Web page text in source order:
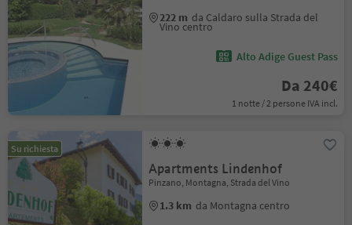
222 m da Caldaro sulla Strada del
Vino centro
Alto Adige Guest Pass
Da 240€
1 notte / 2 persone IVA incl.
Su richiesta
Apartments Lindenhof
Pinzano, Montagna, Strada del Vino
1.3 km da Montagna centro